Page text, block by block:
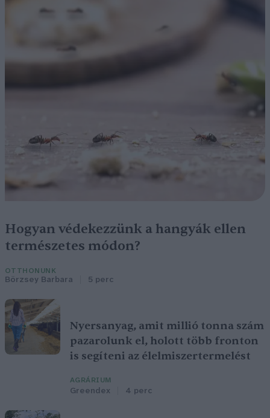
Hogyan védekezzünk a hangyák ellen
természetes módon?
OTTHONUNK
Börzsey Barbara 5 perc
Nyersanyag, amit millió tonna szám
pazarolunk el, holott több fronton
is segíteni az élelmiszertermelést
AGRÁRIUM
Greendex 4 perc